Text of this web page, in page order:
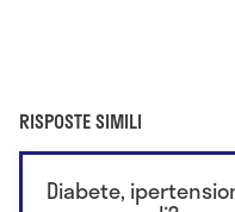
RISPOSTE SIMILI
Diabete,